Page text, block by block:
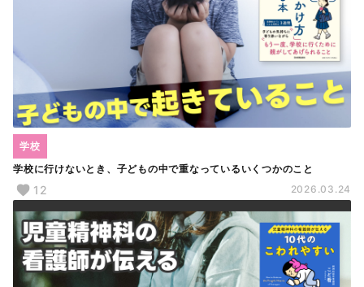
学校に行けないとき、子どもの中で重なっているいくつかのこと
学校
12 2026.03.24